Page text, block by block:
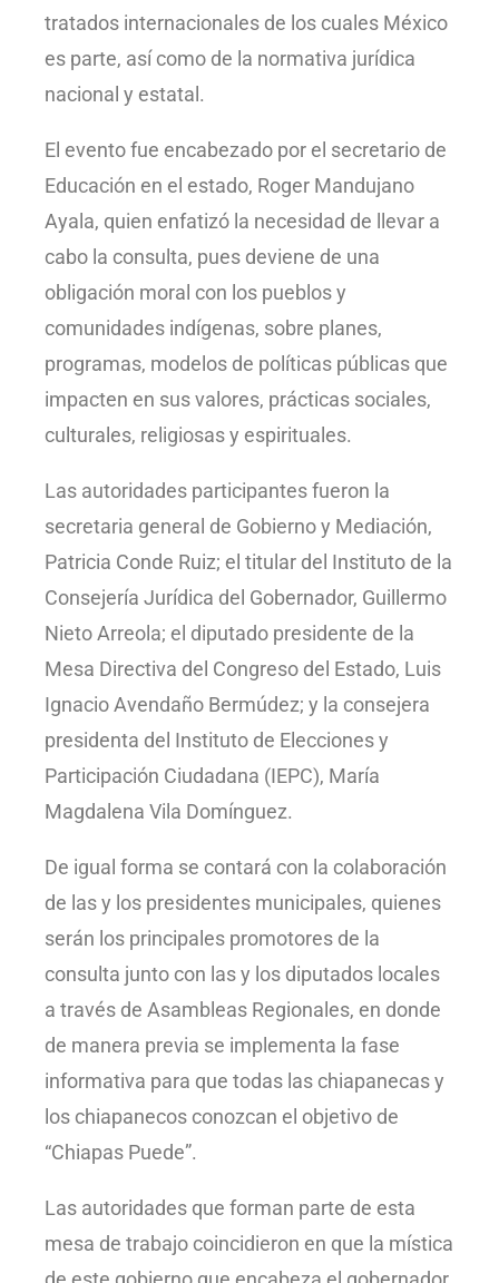
tratados internacionales de los cuales México
es parte, así como de la normativa jurídica
nacional y estatal.
El evento fue encabezado por el secretario de
Educación en el estado, Roger Mandujano
Ayala, quien enfatizó la necesidad de llevar a
cabo la consulta, pues deviene de una
obligación moral con los pueblos y
comunidades indígenas, sobre planes,
programas, modelos de políticas públicas que
impacten en sus valores, prácticas sociales,
culturales, religiosas y espirituales.
Las autoridades participantes fueron la
secretaria general de Gobierno y Mediación,
Patricia Conde Ruiz; el titular del Instituto de la
Consejería Jurídica del Gobernador, Guillermo
Nieto Arreola; el diputado presidente de la
Mesa Directiva del Congreso del Estado, Luis
Ignacio Avendaño Bermúdez; y la consejera
presidenta del Instituto de Elecciones y
Participación Ciudadana (IEPC), María
Magdalena Vila Domínguez.
De igual forma se contará con la colaboración
de las y los presidentes municipales, quienes
serán los principales promotores de la
consulta junto con las y los diputados locales
a través de Asambleas Regionales, en donde
de manera previa se implementa la fase
informativa para que todas las chiapanecas y
los chiapanecos conozcan el objetivo de
“Chiapas Puede”.
Las autoridades que forman parte de esta
mesa de trabajo coincidieron en que la mística